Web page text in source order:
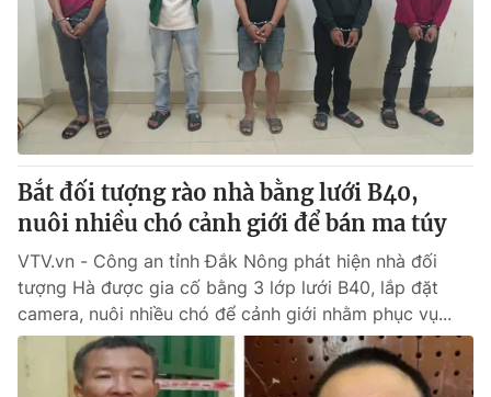
Bắt đối tượng rào nhà bằng lưới B40,
nuôi nhiều chó cảnh giới để bán ma túy
VTV.vn - Công an tỉnh Đắk Nông phát hiện nhà đối
tượng Hà được gia cố bằng 3 lớp lưới B40, lắp đặt
camera, nuôi nhiều chó để cảnh giới nhằm phục vụ...